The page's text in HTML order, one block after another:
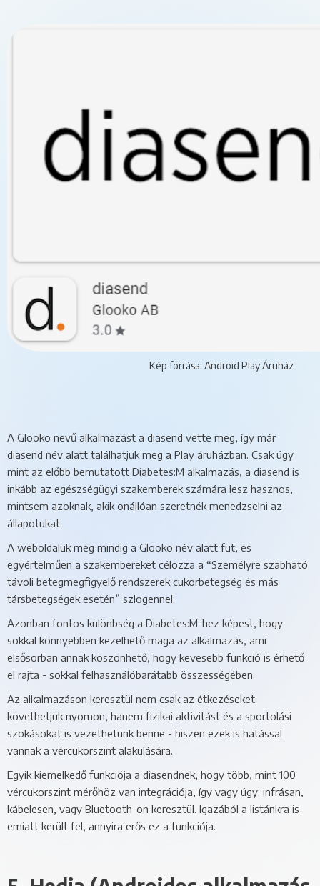
Kép forrása: Android Play Áruház
A Glooko nevű alkalmazást a diasend vette meg, így már
diasend név alatt találhatjuk meg a Play áruházban. Csak úgy
mint az előbb bemutatott Diabetes:M alkalmazás, a diasend is
inkább az egészségügyi szakemberek számára lesz hasznos,
mintsem azoknak, akik önállóan szeretnék menedzselni az
állapotukat.
A weboldaluk még mindig a Glooko név alatt fut, és
egyértelműen a szakembereket célozza a “Személyre szabható
távoli betegmegfigyelő rendszerek cukorbetegség és más
társbetegségek esetén” szlogennel.
Azonban fontos különbség a Diabetes:M-hez képest, hogy
sokkal könnyebben kezelhető maga az alkalmazás, ami
elsősorban annak köszönhető, hogy kevesebb funkció is érhető
el rajta - sokkal felhasználóbarátabb összességében.
Az alkalmazáson keresztül nem csak az étkezéseket
követhetjük nyomon, hanem fizikai aktivitást és a sportolási
szokásokat is vezethetünk benne - hiszen ezek is hatással
vannak a vércukorszint alakulására.
Egyik kiemelkedő funkciója a diasendnek, hogy több, mint 100
vércukorszint mérőhöz van integrációja, így vagy úgy: infrásan,
kábelesen, vagy Bluetooth-on keresztül. Igazából a listánkra is
emiatt került fel, annyira erős ez a funkciója.